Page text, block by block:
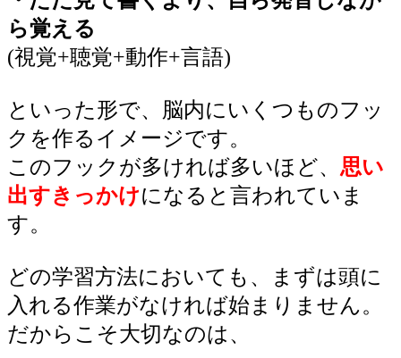
ら覚える
(視覚+聴覚+動作+言語)
といった形で、脳内にいくつものフッ
クを作るイメージです。
このフックが多ければ多いほど、 思い
出すきっかけになると言われていま
す。
どの学習方法においても、まずは頭に
入れる作業がなければ始まりません。
だからこそ大切なのは、